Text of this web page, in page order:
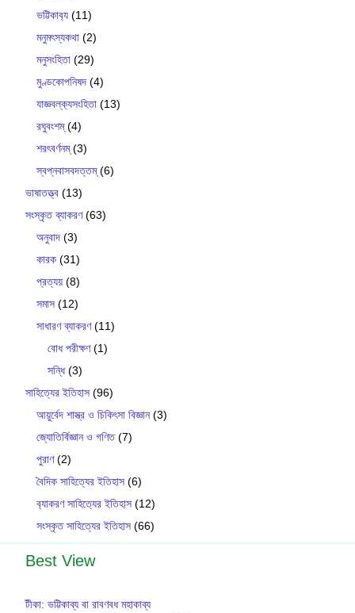
ভট্টিকাব‍্য (11)
মনুমৎস্যকথা (2)
মনুসংহিতা (29)
মুণ্ডকোপনিষদ (4)
যাজ্ঞবল্ক‍্যসংহিতা (13)
রঘুবংশম্(4)
শরৎবর্ণনম্(3)
স্বপ্নবাসবদত্তম্(6)
ভাষাতত্ত্ব (13)
সংস্কৃত ব্যাকরণ(63)
অনুবাদ (3)
কারক (31)
প্রত্যয় (8)
সমাস (12)
সাধারণ ব্যাকরণ(11)
বোধ পরীক্ষণ(1)
সন্ধি(3)
সাহিত্যের ইতিহাস (96)
আয়ুর্বেদ শাস্ত্র ও চিকিৎসা বিজ্ঞান(3)
জ্যোতির্বিজ্ঞান ও গণিত(7)
পুরাণ(2)
বৈদিক সাহিত্যের ইতিহাস (6)
ব‍্যাকরণ সাহিত‍্যের ইতিহাস (12)
সংস্কৃত সাহিত্যের ইতিহাস (66)
Best View
টীকা: ভট্টিকাব্য বা রাবণবধ মহাকাব্য